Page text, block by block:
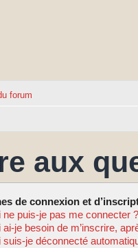
forum
aux
de connexion et
ne puis-je pas me connecter ?
ai-je besoin de m’inscrire,
suis-je déconnecté